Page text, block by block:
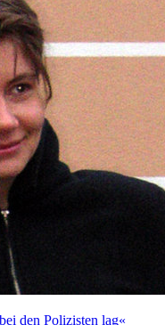
den Polizisten lag«